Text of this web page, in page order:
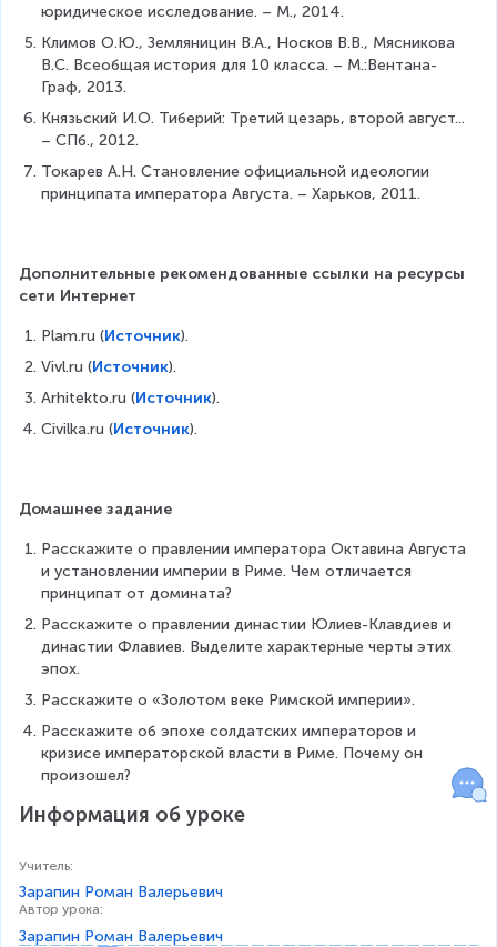
юридическое исследование. – М., 2014.
Климов О.Ю., Земляницин В.А., Носков В.В., Мясникова
В.С. Всеобщая история для 10 класса. – М.:Вентана-
Граф, 2013.
Князьский И.О. Тиберий: Третий цезарь, второй август...
– СПб., 2012.
Токарев А.Н. Становление официальной идеологии
принципата императора Августа. – Харьков, 2011.
Дополнительные рекомендованные ссылки на ресурсы
сети Интернет
Plam.ru (Источник).
Vivl.ru (Источник).
Arhitekto.ru (Источник).
Civilka.ru (Источник).
Домашнее задание
Расскажите о правлении императора Октавина Августа
и установлении империи в Риме. Чем отличается
принципат от домината?
Расскажите о правлении династии Юлиев-Клавдиев и
династии Флавиев. Выделите характерные черты этих
эпох.
Расскажите о «Золотом веке Римской империи».
Расскажите об эпохе солдатских императоров и
кризисе императорской власти в Риме. Почему он
произошел?
Информация об уроке
Учитель:
Зарапин Роман Валерьевич
Автор урока:
Зарапин Роман Валерьевич